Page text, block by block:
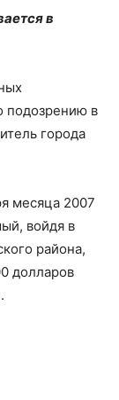
в
подозрению в
города
месяца 2007
войдя в
района,
долларов